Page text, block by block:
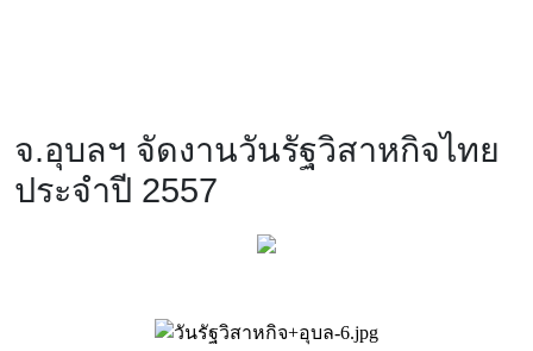
จ.อุบลฯ จัดงานวันรัฐวิสาหกิจไทย
ประจำปี 2557